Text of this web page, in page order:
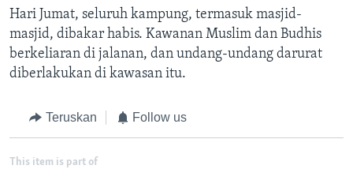
Hari Jumat, seluruh kampung, termasuk masjid-
masjid, dibakar habis. Kawanan Muslim dan Budhis
berkeliaran di jalanan, dan undang-undang darurat
diberlakukan di kawasan itu.
Teruskan Follow us
This item is part of